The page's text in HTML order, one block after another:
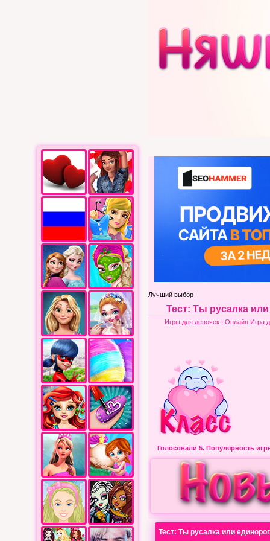
Лучший выбор
Тест: Ты русалка
Игры для девочек| Онлайн Игра
Голосовали 5. Популярность
Тест: Ты русалка или